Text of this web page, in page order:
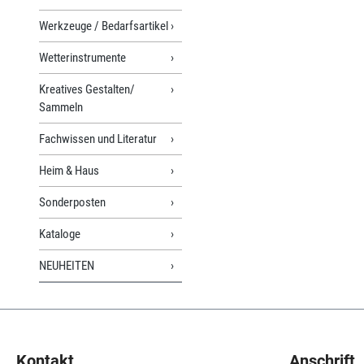
Werkzeuge / Bedarfsartikel
Wetterinstrumente
Kreatives Gestalten/
Sammeln
Fachwissen und Literatur
Heim & Haus
Sonderposten
Kataloge
NEUHEITEN